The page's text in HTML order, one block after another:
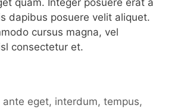
dapibus posuere velit aliquet.
cursus magna, vel
consectetur et.
ante eget, interdum,tempus,